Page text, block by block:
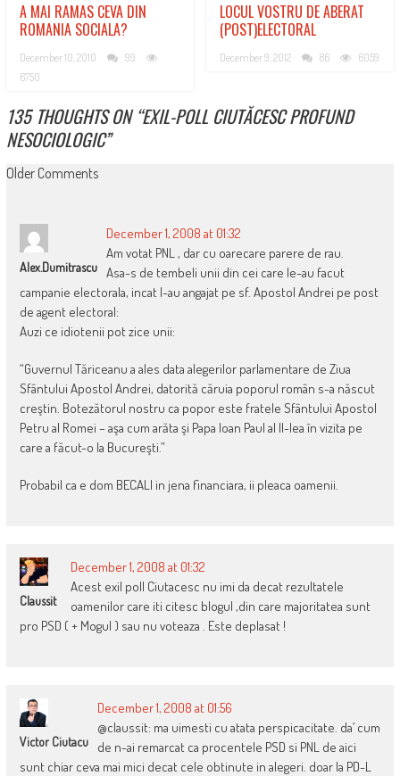
A MAI RAMAS CEVA DIN
ROMANIA SOCIALA?
December 10, 2010
99
6750
LOCUL VOSTRU DE ABERAT
(POST)ELECTORAL
December 9, 2012 86 6059
135 THOUGHTS ON “EXIL-POLL CIUTĂCESC PROFUND
NESOCIOLOGIC”
COMMENT
Older Comments
Alex.dumitrascu
December 1, 2008 at 01:32
Am votat PNL , dar cu oarecare parere de rau.
Asa-s de tembeli unii din cei care le-au facut
campanie electorala, incat l-au angajat pe sf. Apostol Andrei pe post
de agent electoral:
Auzi ce idiotenii pot zice unii:
“Guvernul Tăriceanu a ales data alegerilor parlamentare de Ziua
Sfântului Apostol Andrei, datorită căruia poporul român s-a născut
creştin. Botezătorul nostru ca popor este fratele Sfântului Apostol
Petru al Romei – aşa cum arăta şi Papa Ioan Paul al II-lea în vizita pe
care a făcut-o la Bucureşti.”
Probabil ca e dom BECALI in jena financiara, ii pleaca oamenii.
Claussit
December 1, 2008 at 01:32
Acest exil poll Ciutacesc nu imi da decat rezultatele
oamenilor care iti citesc blogul ,din care majoritatea sunt
pro PSD ( + Mogul ) sau nu voteaza . Este deplasat !
Victor Ciutacu
December 1, 2008 at 01:56
@claussit: ma uimesti cu atata perspicacitate. da’ cum
de n-ai remarcat ca procentele PSD si PNL de aici
sunt chiar ceva mai mici decat cele obtinute in alegeri. doar la PD-L